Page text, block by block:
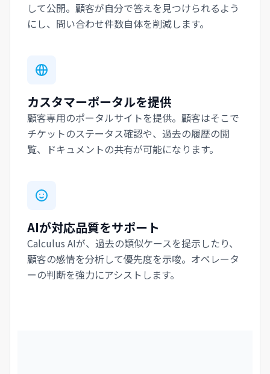
して公開。顧客が自分で答えを見つけられるよう
にし、問い合わせ件数自体を削減します。
カスタマーポータルを提供
顧客専用のポータルサイトを提供。顧客はそこで
チケットのステータス確認や、過去の履歴の閲
覧、ドキュメントの共有が可能になります。
AIが対応品質をサポート
Calculus AIが、過去の類似ケースを提示したり、
顧客の感情を分析して優先度を示唆。オペレータ
ーの判断を強力にアシストします。